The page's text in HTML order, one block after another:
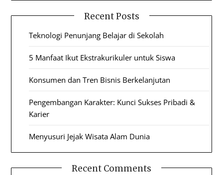
Recent Posts
Teknologi Penunjang Belajar di Sekolah
5 Manfaat Ikut Ekstrakurikuler untuk Siswa
Konsumen dan Tren Bisnis Berkelanjutan
Pengembangan Karakter: Kunci Sukses Pribadi &
Karier
Menyusuri Jejak Wisata Alam Dunia
Recent Comments